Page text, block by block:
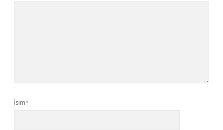
İsim*